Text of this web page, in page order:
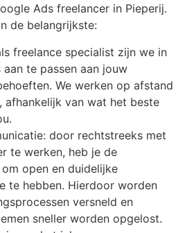
Ads freelancer in Pieperij.
de belangrijkste:
freelance specialist zijn we in
te passen aan jouw
We werken op afstand
afhankelijk van wat het beste
door rechtstreeks met
te werken, heb je de
open en duidelijke
te hebben. Hierdoor worden
versneld en
sneller worden opgelost.